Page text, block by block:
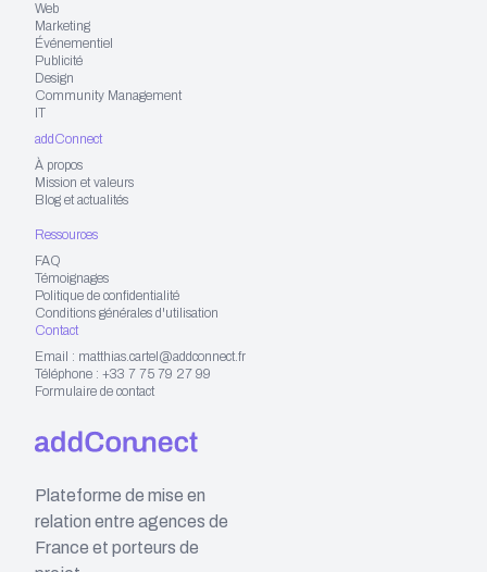
Web
Marketing
Événementiel
Publicité
Design
Community Management
IT
addConnect
À propos
Mission et valeurs
Blog et actualités
Ressources
FAQ
Témoignages
Politique de confidentialité
Conditions générales d'utilisation
Contact
Email : matthias.cartel@addconnect.fr
Téléphone : +33 7 75 79 27 99
Formulaire de contact
Plateforme de mise en
relation entre agences de
France et porteurs de